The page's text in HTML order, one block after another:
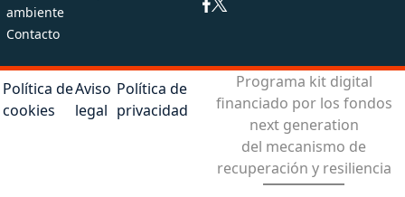
ambiente
Contacto
Política de
cookies
Aviso
legal
Política de
privacidad
Programa kit digital
financiado por los fondos
next generation
del mecanismo de
recuperación y resiliencia